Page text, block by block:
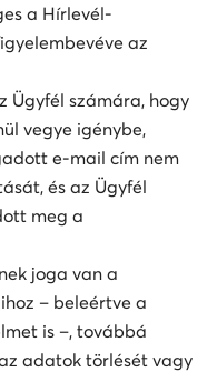
a Hírlevél-
az
Ügyfél számára, hogy
vegye igénybe,
e-mail cím nem
és az Ügyfél
meg a
joga van a
– beleértve a
is –, továbbá
adatok törlését vagy